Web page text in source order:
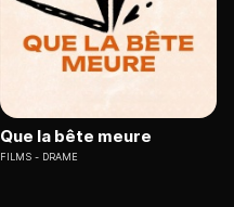
Que la bête meure
FILMS DRAME